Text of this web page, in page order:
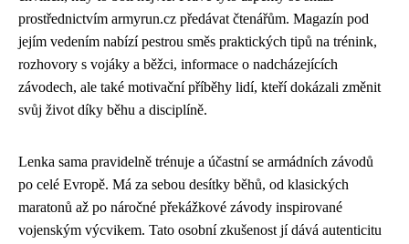
prostřednictvím armyrun.cz předávat čtenářům. Magazín pod
jejím vedením nabízí pestrou směs praktických tipů na trénink,
rozhovory s vojáky a běžci, informace o nadcházejících
závodech, ale také motivační příběhy lidí, kteří dokázali změnit
svůj život díky běhu a disciplíně.
Lenka sama pravidelně trénuje a účastní se armádních závodů
po celé Evropě. Má za sebou desítky běhů, od klasických
maratonů až po náročné překážkové závody inspirované
vojenským výcvikem. Tato osobní zkušenost jí dává autenticitu